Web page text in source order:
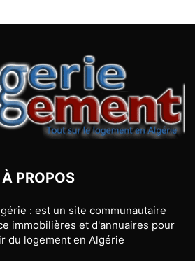
À PROPOS
: est un site communautaire
immobilières et d'annuaires pour
du logement en Algérie